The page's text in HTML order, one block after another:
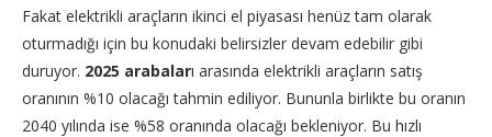
Fakat elektrikli araçların ikinci el piyasası henüz tam olarak
oturmadığı için bu konudaki belirsizler devam edebilir gibi
duruyor. 2025 arabaları arasında elektrikli araçların satış
oranının %10 olacağı tahmin ediliyor. Bununla birlikte bu oranın
2040 yılında ise %58 oranında olacağı bekleniyor. Bu hızlı